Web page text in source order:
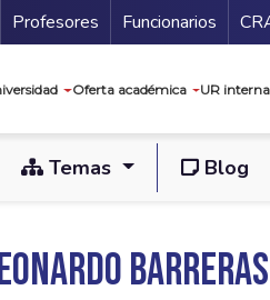
Profesores Funcionarios
Oferta académica UR
Temas Blog